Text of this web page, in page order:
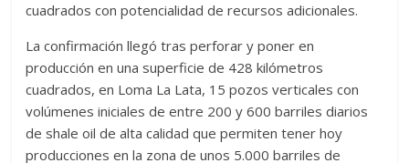
cuadrados con potencialidad de recursos adicionales.
La confirmación llegó tras perforar y poner en
producción en una superficie de 428 kilómetros
cuadrados, en Loma La Lata, 15 pozos verticales con
volúmenes iniciales de entre 200 y 600 barriles diarios
de shale oil de alta calidad que permiten tener hoy
producciones en la zona de unos 5.000 barriles de